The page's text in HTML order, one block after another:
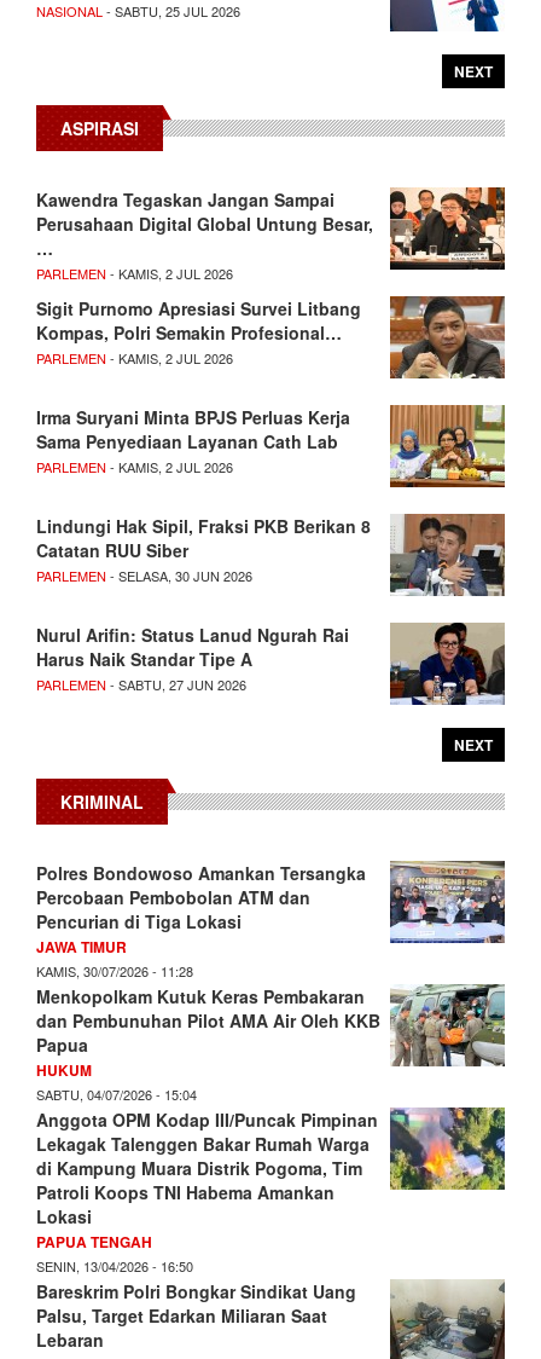
NASIONAL - SABTU, 25 JUL 2026
NEXT
ASPIRASI
Kawendra Tegaskan Jangan Sampai
Perusahaan Digital Global Untung Besar,
…
PARLEMEN - KAMIS, 2 JUL 2026
Sigit Purnomo Apresiasi Survei Litbang
Kompas, Polri Semakin Profesional…
PARLEMEN - KAMIS, 2 JUL 2026
Irma Suryani Minta BPJS Perluas Kerja
Sama Penyediaan Layanan Cath Lab
PARLEMEN - KAMIS, 2 JUL 2026
Lindungi Hak Sipil, Fraksi PKB Berikan 8
Catatan RUU Siber
PARLEMEN - SELASA, 30 JUN 2026
Nurul Arifin: Status Lanud Ngurah Rai
Harus Naik Standar Tipe A
PARLEMEN - SABTU, 27 JUN 2026
NEXT
KRIMINAL
Polres Bondowoso Amankan Tersangka
Percobaan Pembobolan ATM dan
Pencurian di Tiga Lokasi
JAWA TIMUR
KAMIS, 30/07/2026 - 11:28
Menkopolkam Kutuk Keras Pembakaran
dan Pembunuhan Pilot AMA Air Oleh KKB
Papua
HUKUM
SABTU, 04/07/2026 - 15:04
Anggota OPM Kodap III/Puncak Pimpinan
Lekagak Talenggen Bakar Rumah Warga
di Kampung Muara Distrik Pogoma, Tim
Patroli Koops TNI Habema Amankan
Lokasi
PAPUA TENGAH
SENIN, 13/04/2026 - 16:50
Bareskrim Polri Bongkar Sindikat Uang
Palsu, Target Edarkan Miliaran Saat
Lebaran